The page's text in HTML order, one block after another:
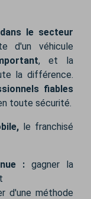
le secteur
d'un véhicule
, et la
la différence.
fiables
toute sécurité.
,le franchisé
:gagner la
d'une méthode